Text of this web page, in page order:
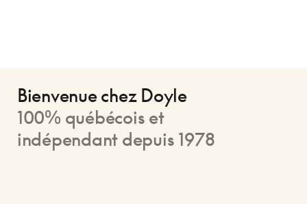
Bienvenue chez Doyle
100% québécois et
indépendant depuis 1978